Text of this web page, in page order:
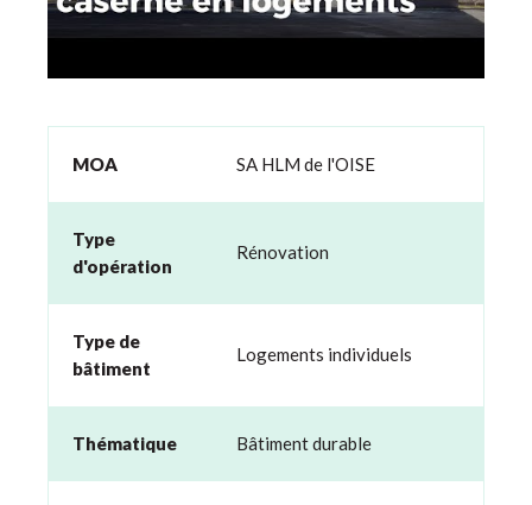
MOA SA HLM de l'OISE
Type
d'opération
Rénovation
Type de
bâtiment
Logements individuels
Thématique Bâtiment durable